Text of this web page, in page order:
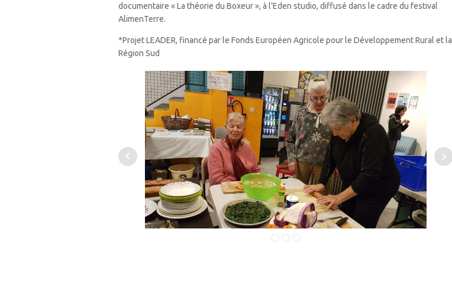
documentaire « La théorie du Boxeur », à l’Eden studio, diffusé dans le cadre du festival
AlimenTerre.
*Projet LEADER, financé par le Fonds Européen Agricole pour le Développement Rural et la
Région Sud